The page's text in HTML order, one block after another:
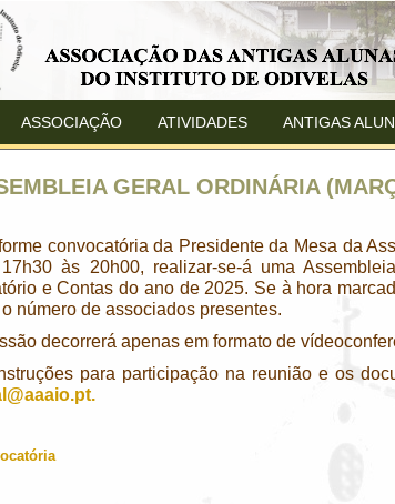
ASSOCIAÇÃO ATIVIDADES ANTIGAS
GERAL ORDINÁRIA
convocatória da Presidente da Mesa da
às 20h00, realizar-se-á uma
e Contas do ano de 2025. Se à hora
número de associados presentes.
decorrerá apenas em formato de
para participação na reunião e os
.